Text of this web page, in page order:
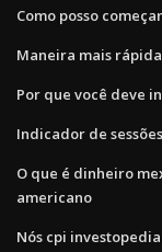
Como posso
Maneira mais
Por que você deve
Indicador de
O que é dinheiro
americano
Nós cpi investopedia